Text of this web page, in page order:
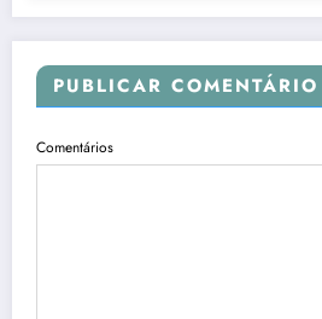
PUBLICAR COMENTÁRIO
Comentários